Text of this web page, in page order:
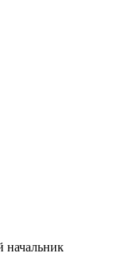
начальник